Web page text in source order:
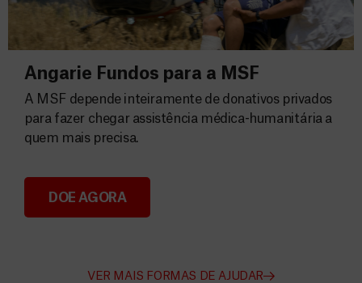
Angarie Fundos para a MSF
Angarie Fundos para a MSF
A MSF depende inteiramente de donativos privados
para fazer chegar assistência médica-humanitária a
quem mais precisa.
DOE AGORA
VER MAIS FORMAS DE AJUDAR